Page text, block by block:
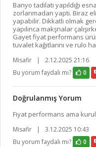
Banyo tadilatı yapıldığı
zorlanmadan yaptı. Biraz
yapabilir. Dikkatli olmak
yapılınca makşnalar
Gayet fiyat performans
tuvalet kağıtlarını ve rulo
Misafir |
2.12.2025 21:16
Bu yorum faydalı mı?
0
Doğrulanmış Yorum
Fiyat performans ama
Misafir |
3.12.2025 10:43
Bu yorum faydalı mı?
0